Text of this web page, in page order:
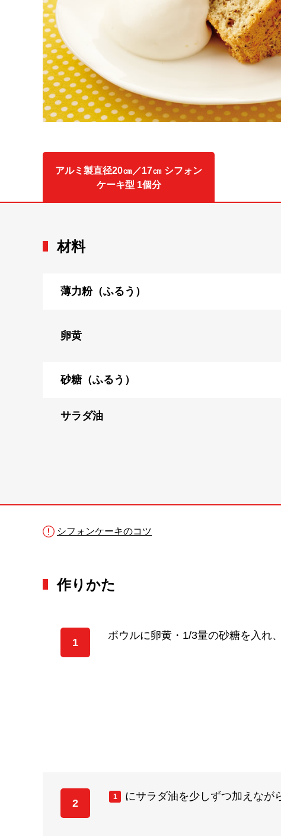
アルミ製直径20㎝／17㎝ シフォン
ケーキ型 1個分
材料
薄力粉（ふるう）
卵黄
砂糖（ふるう）
サラダ油
シフォンケーキのコツ
作りかた
1
ボウルに卵黄・1/3量の砂糖を入れ
2
1 にサラダ油を少しずつ加えなが